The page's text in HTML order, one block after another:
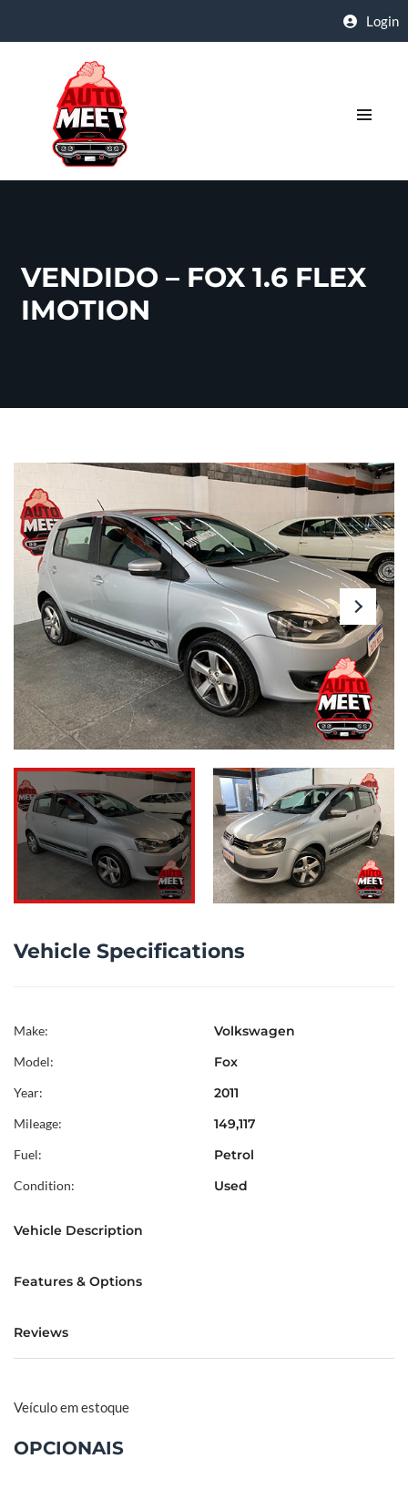
Login
VENDIDO – FOX 1.6 FLEX
IMOTION
Vehicle Specifications
Make: Volkswagen
Model: Fox
Year: 2011
Mileage: 149,117
Fuel: Petrol
Condition: Used
Vehicle Description
Features & Options
Reviews
Veículo em estoque
OPCIONAIS